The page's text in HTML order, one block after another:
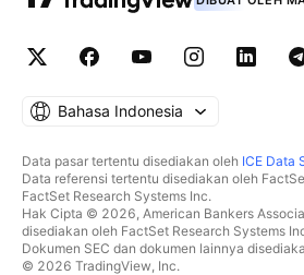
Bahasa Indonesia
Data pasar tertentu disediakan oleh ICE Data
Data referensi tertentu disediakan oleh
FactSet Research Systems Inc.
Hak Cipta © 2026, American Bankers
disediakan oleh FactSet Research Systems
Dokumen SEC dan dokumen lainnya
© 2026 TradingView, Inc.